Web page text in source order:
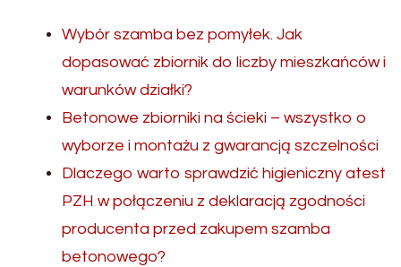
Wybór szamba bez pomyłek. Jak
dopasować zbiornik do liczby mieszkańców i
warunków działki?
Betonowe zbiorniki na ścieki – wszystko o
wyborze i montażu z gwarancją szczelności
Dlaczego warto sprawdzić higieniczny atest
PZH w połączeniu z deklaracją zgodności
producenta przed zakupem szamba
betonowego?